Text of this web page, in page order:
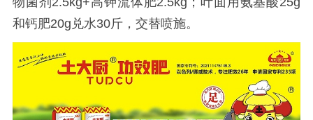
和钙肥20g兑水30斤，交替喷施。